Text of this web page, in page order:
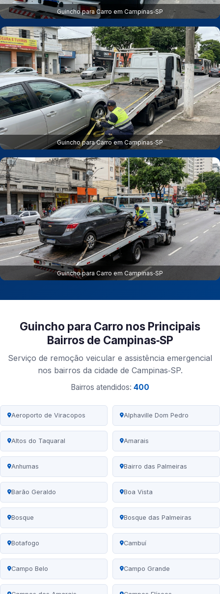
Guincho para Carro em Campinas‑SP
Guincho para Carro em Campinas‑SP
Guincho para Carro em Campinas‑SP
Guincho para Carro nos Principais
Bairros de Campinas‑SP
Serviço de remoção veicular e assistência emergencial
nos bairros da cidade de Campinas‑SP.
Bairros atendidos: 400
Aeroporto de Viracopos Alphaville Dom Pedro
Altos do Taquaral Amarais
Anhumas Bairro das Palmeiras
Barão Geraldo Boa Vista
Bosque Bosque das Palmeiras
Botafogo Cambuí
Campo Belo Campo Grande